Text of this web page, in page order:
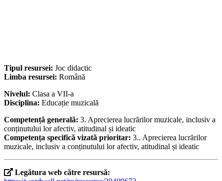
Tipul resursei: Joc didactic
Limba resursei: Română
Nivelul: Clasa a VII-a
Disciplina: Educație muzicală
Competență generală: 3. Aprecierea lucrărilor muzicale, inclusiv a
conținutului lor afectiv, atitudinal și ideatic
Competența specifică vizată prioritar: 3.. Aprecierea lucrărilor
muzicale, inclusiv a conținutului lor afectiv, atitudinal și ideatic
Legătura web către resursă: